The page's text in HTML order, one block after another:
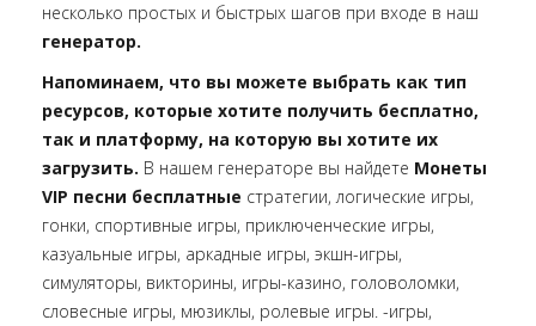
несколько простых и быстрых шагов при входе в наш
генератор.
Напоминаем, что вы можете выбрать как тип
ресурсов, которые хотите получить бесплатно,
так и платформу, на которую вы хотите их
загрузить. В нашем генераторе вы найдете Монеты
VIP песни бесплатные стратегии, логические игры,
гонки, спортивные игры, приключенческие игры,
казуальные игры, аркадные игры, экшн-игры,
симуляторы, викторины, игры-казино, головоломки,
словесные игры, мюзиклы, ролевые игры. -игры,